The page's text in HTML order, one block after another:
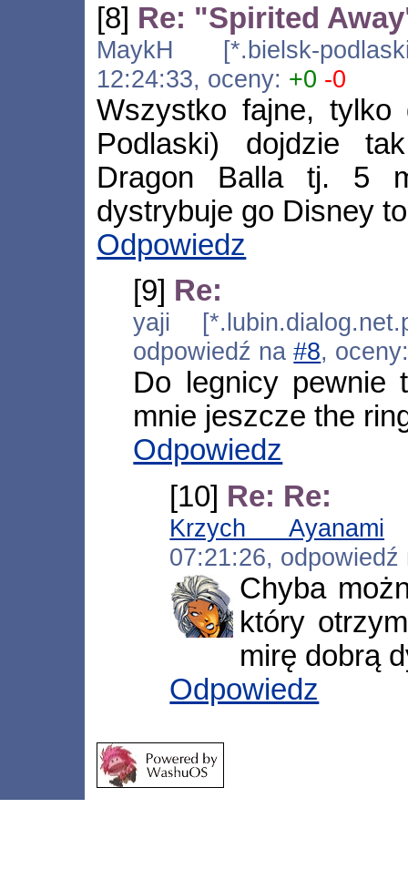
[8] Re: "Spirited
MaykH [*.bielsk-
12:24:33, oceny: +0 -0
Wszystko fajne,
Podlaski) dojdzie
Dragon Balla tj. 5
dystrybuje go Disney
Odpowiedz
[9] Re:
yaji
odpowiedź na#8,
Do legnicy pewnie
mnie jeszcze the
Odpowiedz
[10] Re: Re:
Krzych Ayanami
07:21:26,
Chyba
który
mirę dobrą
Odpowiedz